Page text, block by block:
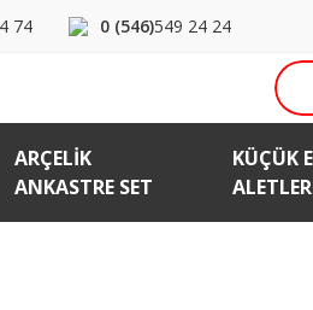
74 0 (546)549 24 24
ARÇELIK
ANKASTRE SET
KÜÇÜK